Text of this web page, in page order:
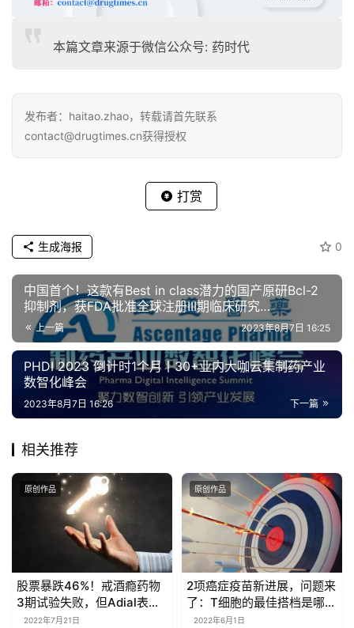
本篇文章来源于微信公众号: 药时代
发布者：haitao.zhao，转载请首先联系
contact@drugtimes.cn获得授权
打赏
0
生成海报
中国首个！这款有Best in class潜力的国产原研Bcl-2
抑制剂，获FDA批准全球注册III期临床研究…
上一篇 2023年8月7日 16:25
PHDI 2023 倒计时1个月丨30+业内大咖云集制药产业
数智化峰会
下一篇
2023年8月7日 16:26
相关推荐
原创作品
股票暴跌46%！戒酒瘾药物
3期试验失败，但Adial表示
「不会放弃！希望永存」
2022年7月21日
原创作品
2项癌症疫苗新进展，问题来
了：T细胞的最佳搭档是哪
位？NK细胞 or B细胞？
2022年6月1日